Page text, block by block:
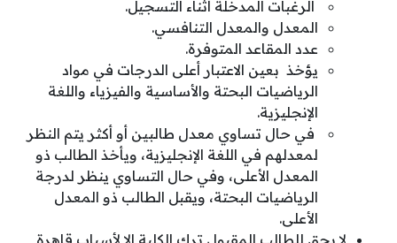
الرغبات المدخلة أثناء التسجيل.
المعدل والمعدل التنافسي.
عدد المقاعد المتوفرة.
يؤخذ بعين الاعتبار أعلى الدرجات في مواد
الرياضيات البحتة والأساسية والفيزياء واللغة
الإنجليزية.
في حال تساوي معدل طالبين أو أكثر يتم النظر
لمعدلهم في اللغة الإنجليزية، ويأخذ الطالب ذو
المعدل الأعلى، وفي حال التساوي ينظر لدرجة
الرياضيات البحتة، ويقبل الطالب ذو المعدل
الأعلى.